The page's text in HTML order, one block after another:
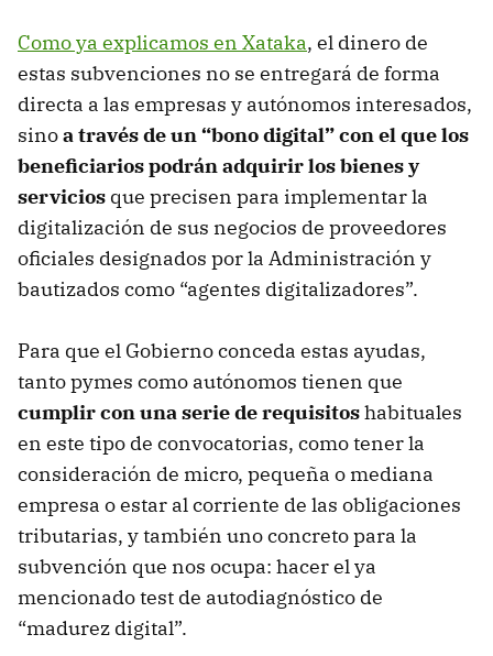
Como ya explicamos en Xataka, el dinero de
estas subvenciones no se entregará de forma
directa a las empresas y autónomos interesados,
sinoa través de un “bono digital” con el que los
beneficiarios podrán adquirir los bienes y
servicios que precisen para implementar la
digitalización de sus negocios de proveedores
oficiales designados por la Administración y
bautizados como “agentes digitalizadores”.
Para que el Gobierno conceda estas ayudas,
tanto pymes como autónomos tienen que
cumplir con una serie de requisitoshabituales
en este tipo de convocatorias, como tener la
consideración de micro, pequeña o mediana
empresa o estar al corriente de las obligaciones
tributarias, y también uno concreto para la
subvención que nos ocupa: hacer el ya
mencionado test de autodiagnóstico de
“madurez digital”.